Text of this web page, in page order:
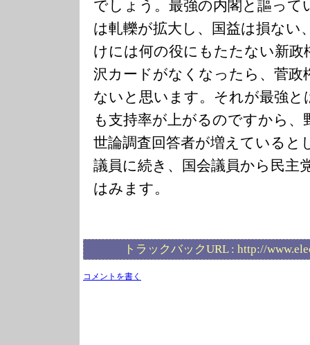
でしょう。最強の内閣と謳って
は軋轢が拡大し、国益は損ない
けには何の役にもたたない新政
沢カードがなくなったら、菅政
ないと思います。それが最強
も支持率が上がるのですから、
世論調査回答者が増えていると
議員に続き、国会議員から民主
はみます。
トラックバックURL : http://
コメントを書く